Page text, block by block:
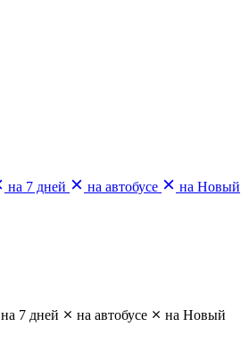
на 7 дней на автобусе
на Новый
на 7 дней на автобусе
на Новый